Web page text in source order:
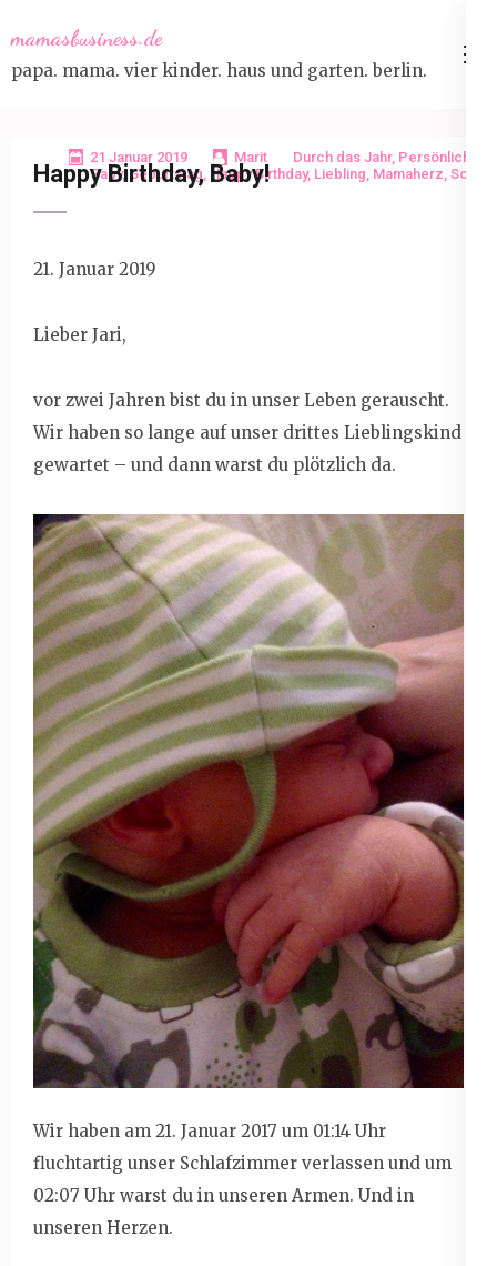
to
content
mamasbusiness.de
papa. mama. vier kinder. haus und garten. berlin.
21 Januar 2019 Marit Durch das Jahr, Persönlich
Baby,Geburtstag, Happy Birthday, Liebling, Mamaherz, Sohn
Happy Birthday, Baby!
21. Januar 2019
Lieber Jari,
vor zwei Jahren bist du in unser Leben gerauscht.
Wir haben so lange auf unser drittes Lieblingskind
gewartet – und dann warst du plötzlich da.
Wir haben am 21. Januar 2017 um 01:14 Uhr
fluchtartig unser Schlafzimmer verlassen und um
02:07 Uhr warst du in unseren Armen. Und in
unseren Herzen.